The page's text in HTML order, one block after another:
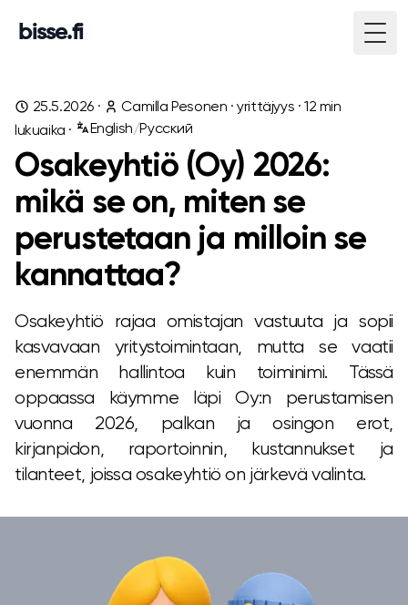
bisse.fi
25.5.2026 · Camilla Pesonen ·yrittäjyys ·12 min
lukuaika ·
English/Русский
Osakeyhtiö (Oy) 2026:
mikä se on, miten se
perustetaan ja milloin se
kannattaa?
Osakeyhtiö rajaa omistajan vastuuta ja sopii
kasvavaan yritystoimintaan, mutta se vaatii
enemmän hallintoa kuin toiminimi. Tässä
oppaassa käymme läpi Oy:n perustamisen
vuonna 2026, palkan ja osingon erot,
kirjanpidon, raportoinnin, kustannukset ja
tilanteet, joissa osakeyhtiö on järkevä valinta.